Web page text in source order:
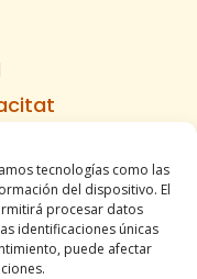
tecnologías como las
del dispositivo. El
procesar datos
identificaciones únicas
puede afectar